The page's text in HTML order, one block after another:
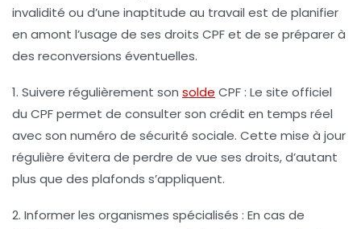
invalidité ou d’une inaptitude au travail est de planifier
en amont l’usage de ses droits CPF et de se préparer à
des reconversions éventuelles.
1. Suivere régulièrement son solde CPF: Le site officiel
du CPF permet de consulter son crédit en temps réel
avec son numéro de sécurité sociale. Cette mise à jour
régulière évitera de perdre de vue ses droits, d’autant
plus que des plafonds s’appliquent.
2. Informer les organismes spécialisés : En cas de